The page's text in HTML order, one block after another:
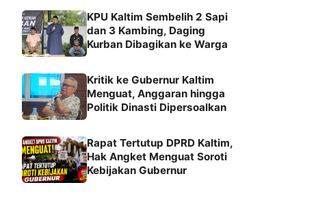
KPU Kaltim Sembelih 2 Sapi
dan 3 Kambing, Daging
Kurban Dibagikan ke Warga
Kritik ke Gubernur Kaltim
Menguat, Anggaran hingga
Politik Dinasti Dipersoalkan
Rapat Tertutup DPRD Kaltim,
Hak Angket Menguat Soroti
Kebijakan Gubernur